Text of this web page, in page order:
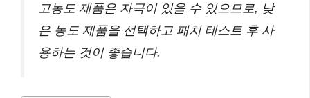
고농도 제품은 자극이 있을 수 있으므로, 낮
은 농도 제품을 선택하고 패치 테스트 후 사
용하는 것이 좋습니다.